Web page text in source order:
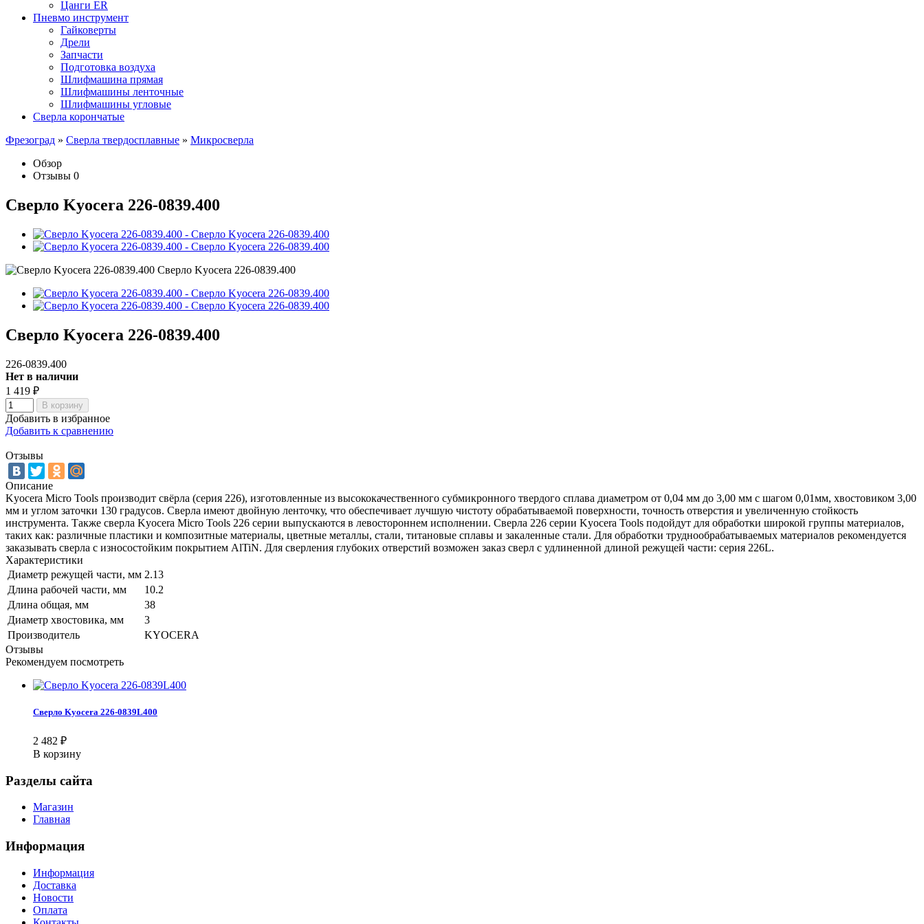
Цанги ER
Пневмо инструмент
Гайковерты
Дрели
Запчасти
Подготовка воздуха
Шлифмашина прямая
Шлифмашины ленточные
Шлифмашины угловые
Сверла корончатые
Фрезоград » Сверла твердосплавные » Микросверла
Обзор
Отзывы 0
Сверло Kyocera 226-0839.400
Сверло Kyocera 226-0839.400
226-0839.400
Нет в наличии
1 419 ₽
В корзину
Добавить в избранное
Добавить к сравнению
Отзывы
Описание
Kyocera Micro Tools производит свёрла (серия 226), изготовленные из высококачественного субмикронного твердого сплава диаметром от 0,04 мм до 3,00 мм с шагом 0,01мм, хвостовиком 3,00
мм и углом заточки 130 градусов. Сверла имеют двойную ленточку, что обеспечивает лучшую чистоту обрабатываемой поверхности, точность отверстия и увеличенную стойкость
инструмента. Также сверла Kyocera Micro Tools 226 серии выпускаются в левостороннем исполнении. Сверла 226 серии Kyocera Tools подойдут для обработки широкой группы материалов,
таких как: различные пластики и композитные материалы, цветные металлы, стали, титановые сплавы и закаленные стали. Для обработки труднообрабатываемых материалов рекомендуется
заказывать сверла с износостойким покрытием AlTiN. Для сверления глубоких отверстий возможен заказ сверл с удлиненной длиной режущей части: серия 226L.
Характеристики
Диаметр режущей части, мм 2.13
Длина рабочей части, мм
10.2
Длина общая, мм
38
Диаметр хвостовика, мм
3
Производитель
KYOCERA
Отзывы
Рекомендуем посмотреть
Сверло Kyocera 226-0839L400
2 482 ₽
В корзину
Разделы сайта
Магазин
Главная
Информация
Информация
Доставка
Новости
Оплата